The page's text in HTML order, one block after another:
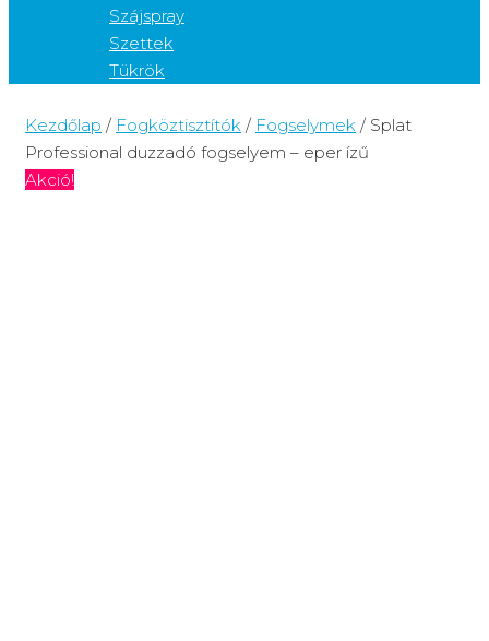
Szájspray
Szettek
Tükrök
Kezdőlap / Fogköztisztítók / Fogselymek / Splat
Professional duzzadó fogselyem – eper ízű
Akció!